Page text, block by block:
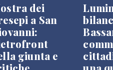
dei
a San
giunta e